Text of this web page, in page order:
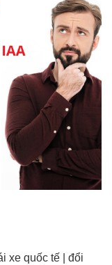
xe quốc tế | đổi